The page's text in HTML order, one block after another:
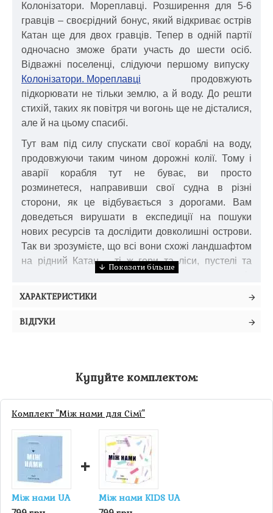
Колонізатори. Мореплавці. Розширення для 5-6
гравців – своєрідний бонус, який відкриває острів
Катан ще для двох гравців. Тепер в одній партії
одночасно зможе брати участь до шести осіб.
Відважні поселенці, слідуючи першому випуску
Колонізатори. Мореплавці продовжують
підкорювати не тільки землю, а й воду. До решти
стихій, таких як повітря чи вогонь ще не дісталися,
але й на цьому спасибі.
Тут вам під силу спускати свої кораблі на воду,
продовжуючи таким чином дорожні колії. Тому і
аварії корабля тут не буває, ви просто
розминетеся, направивши свої судна в різні
сторони, як це відбувається з дорогами. Вам
доведеться вирушати в експедиції на пошуки
нових ресурсів та дослідити довколишні острови.
Так ви зрозумієте, що всі вони схожі ландшафтом
на рідний Катан – ті ж гори та ліси, пустелі та
пасовища, проте подекуди є і родовища із
купуються два будь-які необхідні ресурси на вибір.
двоє одночасно за один хід. В іншому вам, як і
раніше, знадобиться будувати міста, добувати та
обмінюватися ресурсами, прокладати шляхи та
всіляко розвивати свої території.
Цю та інші ігри Ви можете купити в нашому
онлайн-магазині
Настолі.
ХАРАКТЕРИСТИКИ
ВІДГУКИ
Купуйте комплектом:
Комплект "Між нами для Сімї"
Між нами UA
+
Між нами KIDS UA